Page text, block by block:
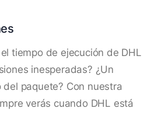
tiempo de ejecución de DHL
inesperadas? ¿Un
del paquete? Con nuestra
verás cuando DHL está